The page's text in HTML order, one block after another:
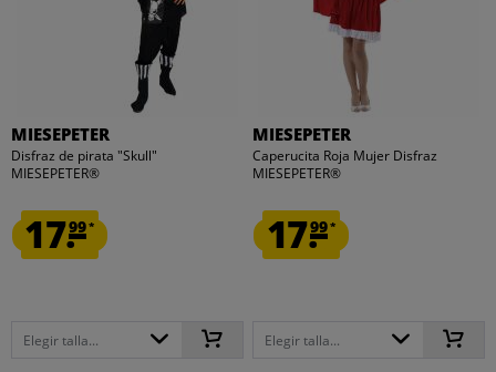
MIESEPETER
Disfraz de pirata "Skull"
MIESEPETER®
17.99*
Elegir talla...
MIESEPETER
Caperucita Roja Mujer Disfraz
MIESEPETER®
17.99*
Elegir talla...